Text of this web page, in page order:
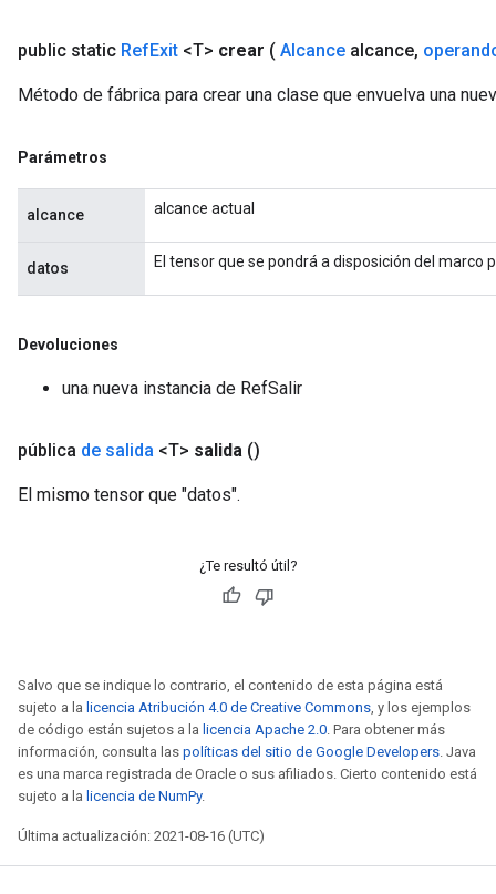
public static RefExit <T> crear ( Alcance alcance,
Método de fábrica para crear una clase que envuelva una
Parámetros
alcance alcance actual
datos El tensor que se pondrá a disposición del marco
Devoluciones
una nueva instancia de RefSalir
pública de salida <T> salida ()
El mismo tensor que "datos".
¿Te resultó útil?
Salvo que se indique lo contrario, el contenido de esta página está
sujeto a la licencia Atribución 4.0 de Creative Commons, y los ejemplos
de código están sujetos a la licencia Apache 2.0. Para obtener más
información, consulta las políticas del sitio de Google Developers. Java
es una marca registrada de Oracle o sus afiliados. Cierto contenido está
sujeto a la licencia de NumPy.
Última actualización: 2021-08-16 (UTC)